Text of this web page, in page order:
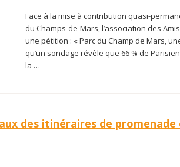
Face à la mise à contribution quasi-
du Champs-de-Mars, l’association des
une pétition : « Parc du Champ de Mars,
qu’un sondage révèle que 66 % de
la …
des itinéraires de promenade